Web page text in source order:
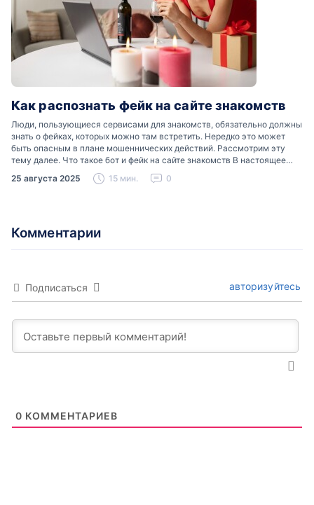
Как распознать фейк на сайте знакомств
Люди, пользующиеся сервисами для знакомств, обязательно должны
знать о фейках, которых можно там встретить. Нередко это может
быть опасным в плане мошеннических действий. Рассмотрим эту
тему далее. Что такое бот и фейк на сайте знакомств В настоящее
время можно встретить свою…
25 августа 2025 15 мин. 0
Комментарии
Подписаться авторизуйтесь
0 КОММЕНТАРИЕВ